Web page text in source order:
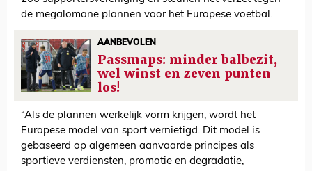
de megalomane plannen voor het Europese voetbal.
AANBEVOLEN
Passmaps: minder balbezit,
wel winst en zeven punten
los!
“Als de plannen werkelijk vorm krijgen, wordt het
Europese model van sport vernietigd. Dit model is
gebaseerd op algemeen aanvaarde principes als
sportieve verdiensten, promotie en degradatie,